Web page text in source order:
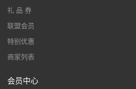
礼 品 券
联盟会员
特别优惠
商家列表
会员中心